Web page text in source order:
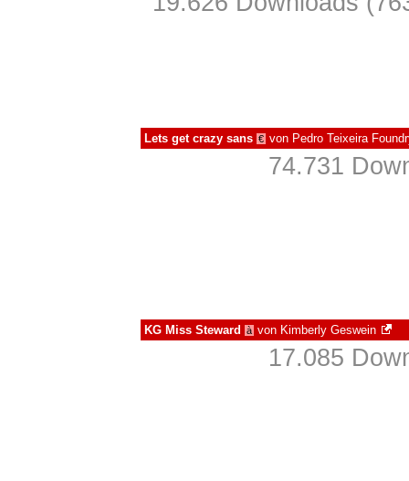
Lets get crazy sans € von Pedro Teixeira
74.731
KG Miss Steward à von Kimberly Geswein
17.085